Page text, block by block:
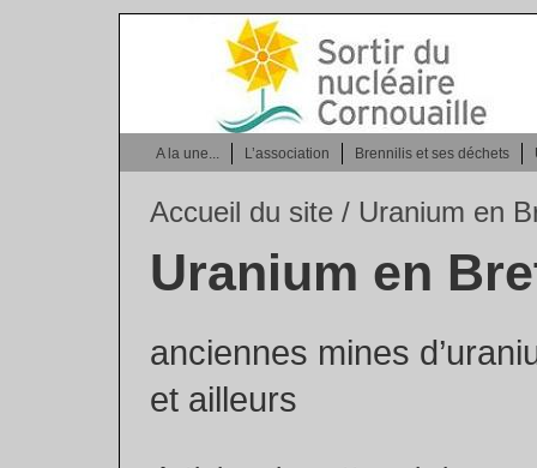
A la une... L’association Brennilis et ses déchets
Accueil du site / Uranium en
Uranium en
anciennes mines
et ailleurs